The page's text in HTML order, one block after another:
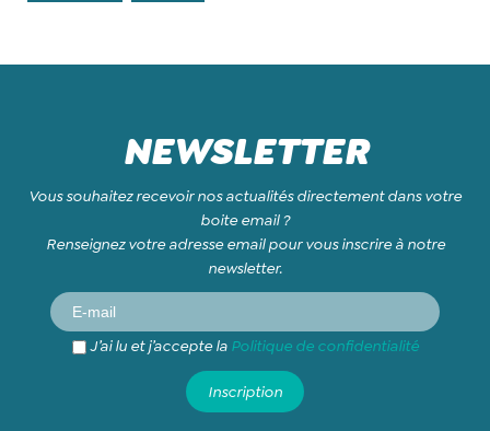
NEWSLETTER
Vous souhaitez recevoir nos actualités directement dans votre
boite email ?
Renseignez votre adresse email pour vous inscrire à notre
newsletter.
J’ai lu et j’accepte la Politique de confidentialité